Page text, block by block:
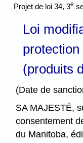
Projet de loi 34, 3e
Loi
(produits
(Date de
SA MAJESTÉ,
consentement
du Manitoba,